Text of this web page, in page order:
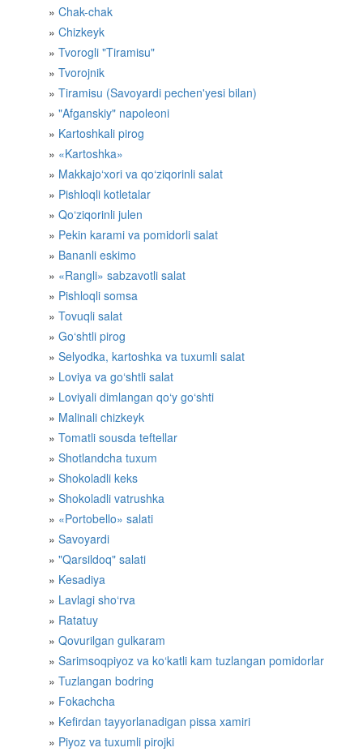
Chak-chak
Chizkeyk
Tvorogli "Tiramisu"
Tvorojnik
Tiramisu (Savoyardi pechen'yesi bilan)
"Afganskiy" napoleoni
Kartoshkali pirog
«Kartoshka»
Makkajo‘xori va qo‘ziqorinli salat
Pishloqli kotletalar
Qo‘ziqorinli julen
Pekin karami va pomidorli salat
Bananli eskimo
«Rangli» sabzavotli salat
Pishloqli somsa
Tovuqli salat
Go‘shtli pirog
Selyodka, kartoshka va tuxumli salat
Loviya va go‘shtli salat
Loviyali dimlangan qo‘y go‘shti
Malinali chizkeyk
Tomatli sousda teftellar
Shotlandcha tuxum
Shokoladli keks
Shokoladli vatrushka
«Portobello» salati
Savoyardi
"Qarsildoq" salati
Kesadiya
Lavlagi sho‘rva
Ratatuy
Qovurilgan gulkaram
Sarimsoqpiyoz va ko‘katli kam tuzlangan pomidorlar
Tuzlangan bodring
Fokachcha
Kefirdan tayyorlanadigan pissa xamiri
Piyoz va tuxumli pirojki